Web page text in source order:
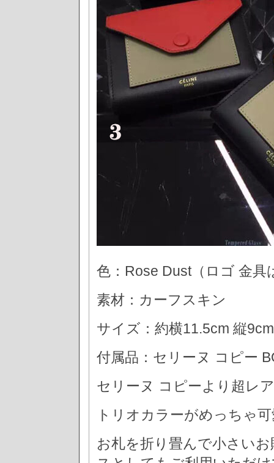
色：Rose Dust（ロゴ 金具
素材：カーフスキン
サイズ：約横11.5cm 縦
付属品：セリーヌ コピー
セリーヌ コピーより超レ
トリオカラーがめっちゃ
お札を折り畳んで小さい